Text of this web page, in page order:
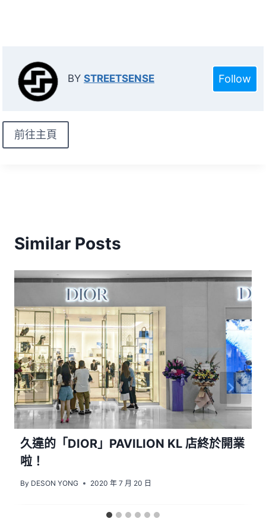
BY STREETSENSE Follow
前往主頁
Similar Posts
久違的「DIOR」PAVILION KL 店終於開業
啦！
By DESON YONG 2020 年 7 月 20 日